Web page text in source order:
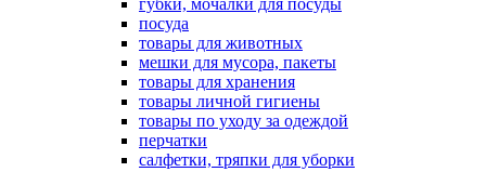
посуда
товары для животных
мешки для мусора, пакеты
товары для хранения
товары личной гигиены
товары по уходу за одеждой
перчатки
салфетки, тряпки для уборки